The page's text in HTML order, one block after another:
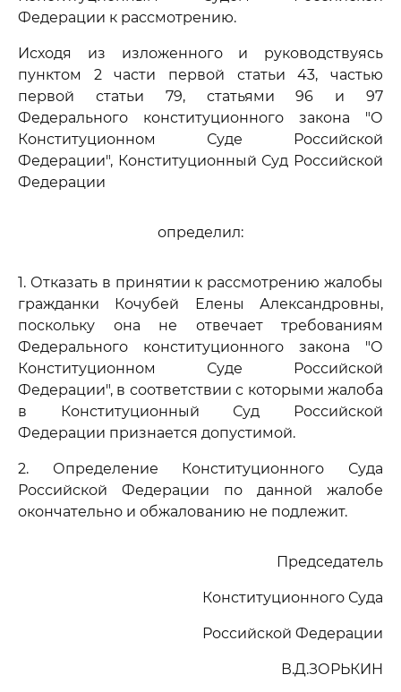
Федерации к рассмотрению.
Исходя из изложенного и руководствуясь
пунктом 2 части первой статьи 43, частью
первой статьи 79, статьями 96 и 97
Федерального конституционного закона "О
Конституционном Суде Российской
Федерации", Конституционный Суд Российской
Федерации
определил:
1. Отказать в принятии к рассмотрению жалобы
гражданки Кочубей Елены Александровны,
поскольку она не отвечает требованиям
Федерального конституционного закона "О
Конституционном Суде Российской
Федерации", в соответствии с которыми жалоба
в Конституционный Суд Российской
Федерации признается допустимой.
2. Определение Конституционного Суда
Российской Федерации по данной жалобе
окончательно и обжалованию не подлежит.
Председатель
Конституционного Суда
Российской Федерации
В.Д.ЗОРЬКИН